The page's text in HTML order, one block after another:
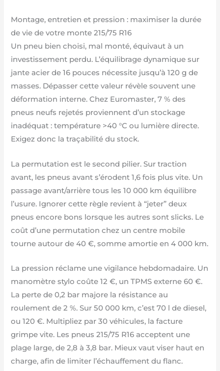
Montage, entretien et pression : maximiser la durée
de vie de votre monte 215/75 R16
Un pneu bien choisi, mal monté, équivaut à un
investissement perdu. L’équilibrage dynamique sur
jante acier de 16 pouces nécessite jusqu’à 120 g de
masses. Dépasser cette valeur révèle souvent une
déformation interne. Chez Euromaster, 7 % des
pneus neufs rejetés proviennent d’un stockage
inadéquat : température >40 °C ou lumière directe.
Exigez donc la traçabilité du stock.
La permutation est le second pilier. Sur traction
avant, les pneus avant s’érodent 1,6 fois plus vite. Un
passage avant/arrière tous les 10 000 km équilibre
l’usure. Ignorer cette règle revient à “jeter” deux
pneus encore bons lorsque les autres sont slicks. Le
coût d’une permutation chez un centre mobile
tourne autour de 40 €, somme amortie en 4 000 km.
La pression réclame une vigilance hebdomadaire. Un
manomètre stylo coûte 12 €, un TPMS externe 60 €.
La perte de 0,2 bar majore la résistance au
roulement de 2 %. Sur 50 000 km, c’est 70 l de diesel,
ou 120 €. Multipliez par 30 véhicules, la facture
grimpe vite. Les pneus 215/75 R16 acceptent une
plage large, de 2,8 à 3,8 bar. Mieux vaut viser haut en
charge, afin de limiter l’échauffement du flanc.